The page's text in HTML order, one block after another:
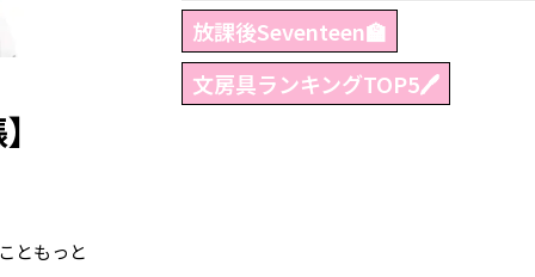
ともっと
放課後Seventeen🏫
文房具ランキングTOP5🖊